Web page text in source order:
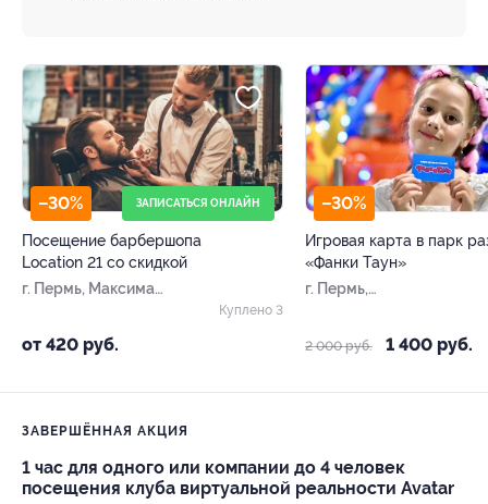
–30% ЗАПИСАТЬСЯ ОНЛАЙН
Посещение барбершопа
Location 21 со скидкой
г. Пермь, Максима
от 420 руб.
Куплено 3
–30%
Игровая карта в парк
«Фанки Таун»
г. Пермь,
2 000 руб. 1 400 руб.
ЗАВЕРШЁННАЯ АКЦИЯ
1 час для одного или компании до 4 человек
посещения клуба виртуальной реальности Avatar